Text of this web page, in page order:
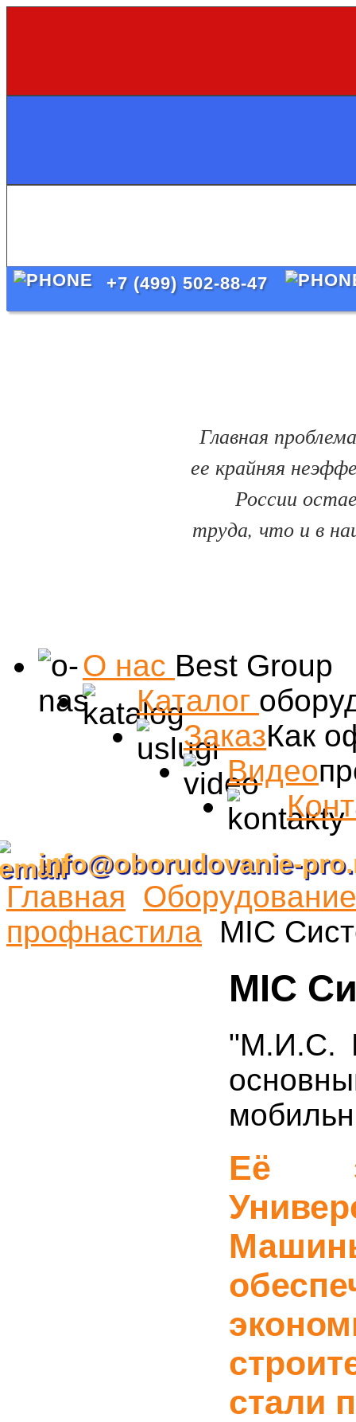
+7 (499) 502-88-47
Главная
ее крайняя
России
труда, что и в
О нас Best Group
Каталог
ЗаказКак
Видео
info@oborudovanie-
Главная
профнастила MIC
MIC
"М.И.С.
Её
стали